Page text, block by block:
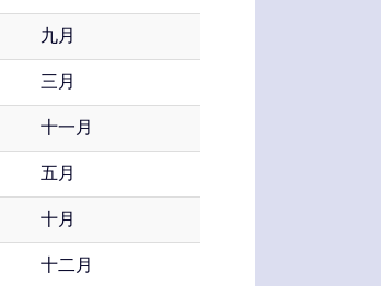
九月
三月
十一月
五月
十月
十二月